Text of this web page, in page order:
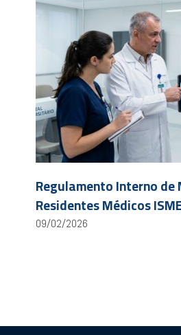
Regulamento Interno
Residentes Médicos
09/02/2026